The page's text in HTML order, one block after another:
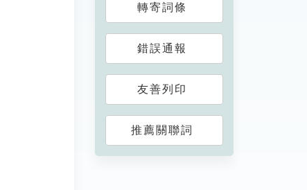
轉寄詞條
錯誤通報
友善列印
推薦關聯詞